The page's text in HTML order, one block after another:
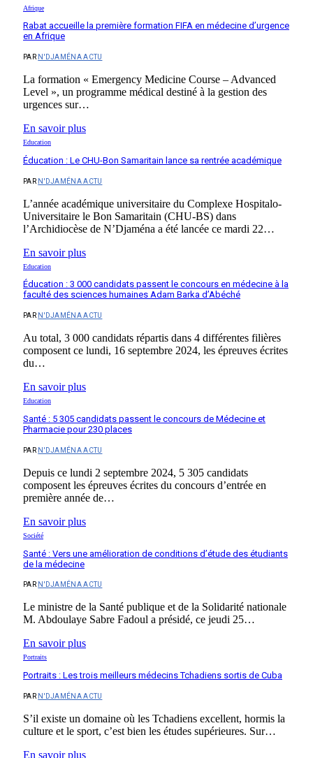
Afrique
Rabat accueille la première formation FIFA en médecine d’urgence
en Afrique
PAR N'DJAMÉNA ACTU
La formation « Emergency Medicine Course – Advanced
Level », un programme médical destiné à la gestion des
urgences sur…
En savoir plus
Education
Éducation : Le CHU-Bon Samaritain lance sa rentrée académique
PAR N'DJAMÉNA ACTU
L’année académique universitaire du Complexe Hospitalo-
Universitaire le Bon Samaritain (CHU-BS) dans
l’Archidiocèse de N’Djaména a été lancée ce mardi 22…
En savoir plus
Education
Éducation : 3 000 candidats passent le concours en médecine à la
faculté des sciences humaines Adam Barka d’Abéché
PAR N'DJAMÉNA ACTU
Au total, 3 000 candidats répartis dans 4 différentes filières
composent ce lundi, 16 septembre 2024, les épreuves écrites
du…
En savoir plus
Education
Santé : 5 305 candidats passent le concours de Médecine et
Pharmacie pour 230 places
PAR N'DJAMÉNA ACTU
Depuis ce lundi 2 septembre 2024, 5 305 candidats
composent les épreuves écrites du concours d’entrée en
première année de…
En savoir plus
Société
Santé : Vers une amélioration de conditions d’étude des étudiants
de la médecine
PAR N'DJAMÉNA ACTU
Le ministre de la Santé publique et de la Solidarité nationale
M. Abdoulaye Sabre Fadoul a présidé, ce jeudi 25…
En savoir plus
Portraits
Portraits : Les trois meilleurs médecins Tchadiens sortis de Cuba
PAR N'DJAMÉNA ACTU
S’il existe un domaine où les Tchadiens excellent, hormis la
culture et le sport, c’est bien les études supérieures. Sur…
En savoir plus